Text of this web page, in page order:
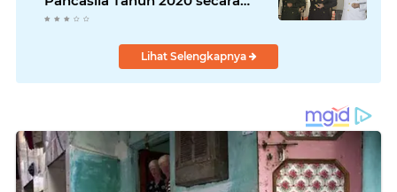
virtual
Lihat Selengkapnya